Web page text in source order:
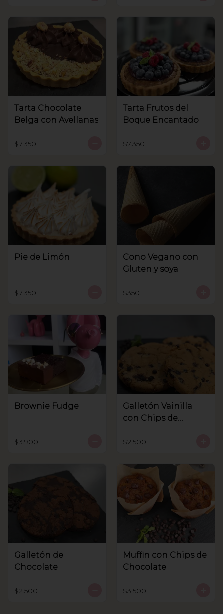
Tarta Chocolate
Belga con Avellanas
$7.350
Tarta Frutos del
Boque Encantado
$7.350
Pie de Limón
$7.350
Cono Vegano con
Gluten y soya
$350
Brownie Fudge
$3.900
Galletón Vainilla
con Chips de
$2.500
Galletón de
Chocolate
$2.500
Muffin con Chips de
Chocolate
$3.500